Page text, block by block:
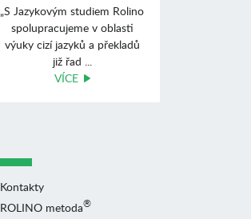
„S Jazykovým studiem Rolino
spolupracujeme v oblasti
výuky cizí jazyků a překladů
již řad ...
VÍCE
Kontakty
ROLINO metoda®